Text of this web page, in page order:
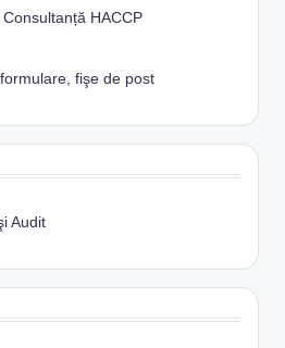
Consultanță HACCP
fişe de post
Audit